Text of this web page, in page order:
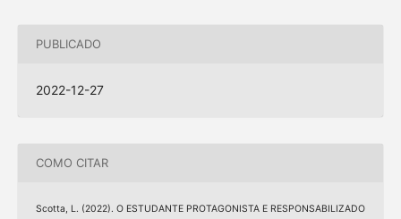
PUBLICADO
2022-12-27
COMO CITAR
Scotta, L. (2022). O ESTUDANTE PROTAGONISTA E RESPONSABILIZADO